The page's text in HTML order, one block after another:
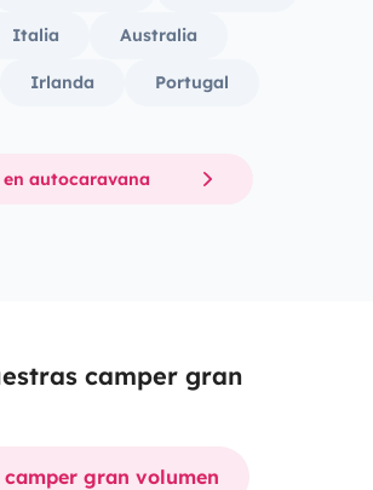
Italia Australia
Irlanda Portugal
autocaravana
camper gran
gran volumen